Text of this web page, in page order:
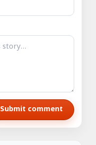
Submit comment